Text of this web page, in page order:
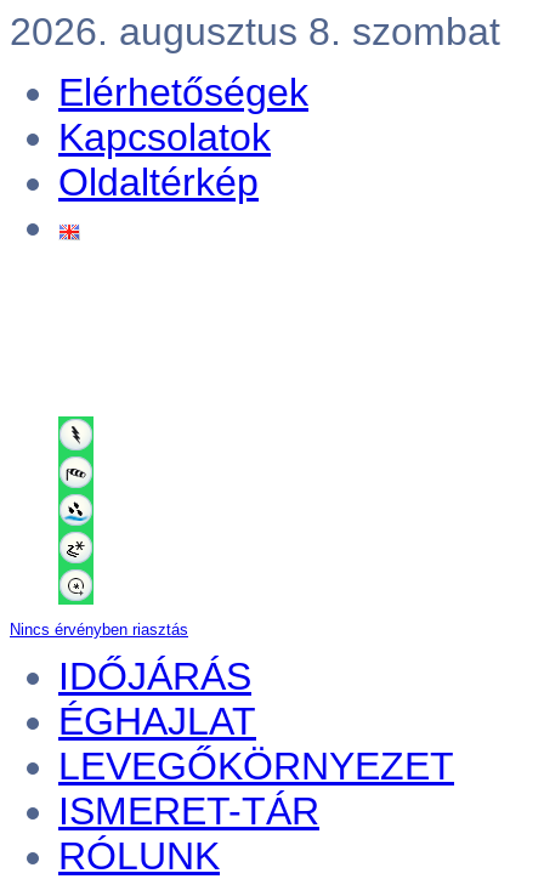
2026. augusztus 8. szombat
Elérhetőségek
Kapcsolatok
Oldaltérkép
Nincs érvényben riasztás
IDŐJÁRÁS
ÉGHAJLAT
LEVEGŐKÖRNYEZET
ISMERET-TÁR
RÓLUNK